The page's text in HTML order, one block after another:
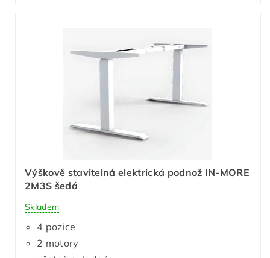
Výškově stavitelná elektrická podnož IN-MORE
2M3S šedá
Skladem
4 pozice
2 motory